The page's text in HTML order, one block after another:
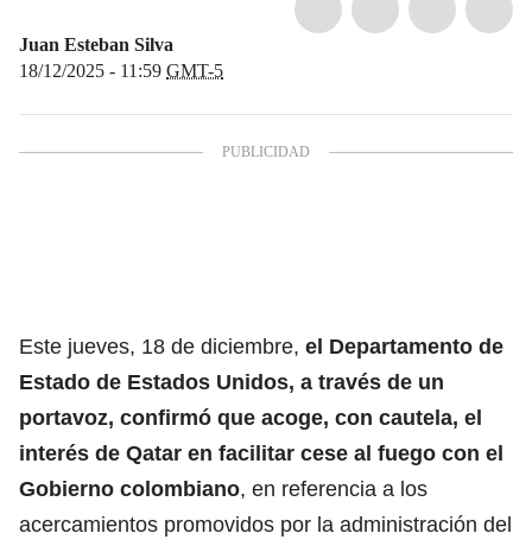
Juan Esteban Silva
18/12/2025 - 11:59 GMT-5
Este jueves, 18 de diciembre, el Departamento de
Estado de Estados Unidos, a través de un
portavoz, confirmó que acoge, con cautela, el
interés de Qatar en facilitar cese al fuego con el
Gobierno colombiano, en referencia a los
acercamientos promovidos por la administración del